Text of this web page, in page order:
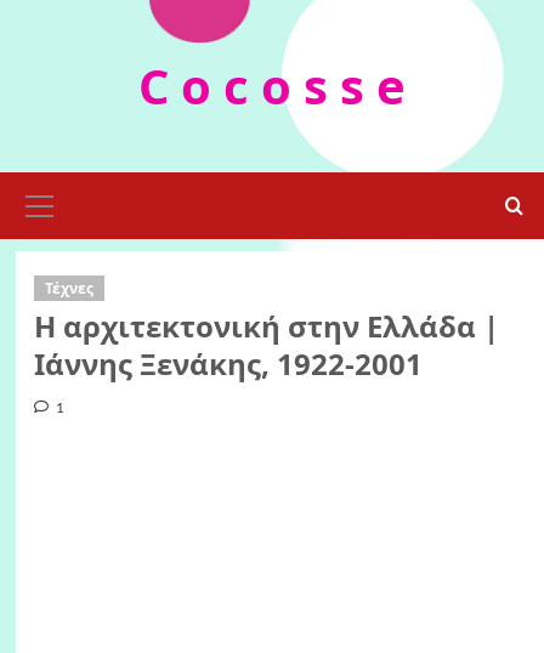
C o c o s s e
Menu
Τέχνες
Η αρχιτεκτονική στην Ελλάδα |
Ιάννης Ξενάκης, 1922-2001
1